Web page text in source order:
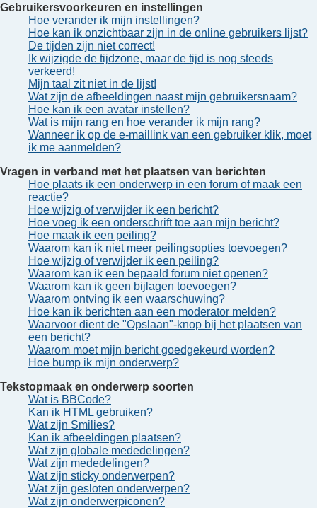
Gebruikersvoorkeuren en instellingen
Hoe verander ik mijn instellingen?
Hoe kan ik onzichtbaar zijn in de online gebruikers lijst?
De tijden zijn niet correct!
Ik wijzigde de tijdzone, maar de tijd is nog steeds
verkeerd!
Mijn taal zit niet in de lijst!
Wat zijn de afbeeldingen naast mijn gebruikersnaam?
Hoe kan ik een avatar instellen?
Wat is mijn rang en hoe verander ik mijn rang?
Wanneer ik op de e-maillink van een gebruiker klik, moet
ik me aanmelden?
Vragen in verband met het plaatsen van berichten
Hoe plaats ik een onderwerp in een forum of maak een
reactie?
Hoe wijzig of verwijder ik een bericht?
Hoe voeg ik een onderschrift toe aan mijn bericht?
Hoe maak ik een peiling?
Waarom kan ik niet meer peilingsopties toevoegen?
Hoe wijzig of verwijder ik een peiling?
Waarom kan ik een bepaald forum niet openen?
Waarom kan ik geen bijlagen toevoegen?
Waarom ontving ik een waarschuwing?
Hoe kan ik berichten aan een moderator melden?
Waarvoor dient de "Opslaan"-knop bij het plaatsen van
een bericht?
Waarom moet mijn bericht goedgekeurd worden?
Hoe bump ik mijn onderwerp?
Tekstopmaak en onderwerp soorten
Wat is BBCode?
Kan ik HTML gebruiken?
Wat zijn Smilies?
Kan ik afbeeldingen plaatsen?
Wat zijn globale mededelingen?
Wat zijn mededelingen?
Wat zijn sticky onderwerpen?
Wat zijn gesloten onderwerpen?
Wat zijn onderwerpiconen?